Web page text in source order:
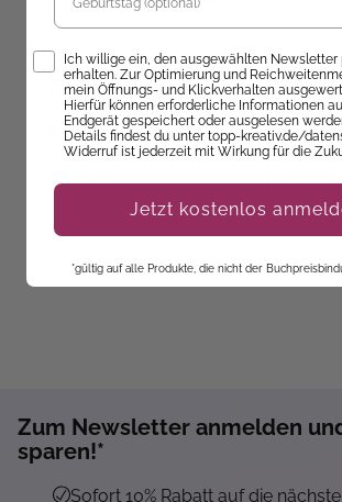
Geschenkset
Multimuster-Tuch mit
Bobbel stricken (Knit-
Along 2026)
Ab dem 24.09.26
versandbereit
39,95 €
Die bunte
DIDDL
Freunden
Aquarell-
Ab dem
12,99 €
Zum Newsletter anmelden
sparen!*
Sofort 10% Rabatt auf die
Opt-InIch willige ein, den ausgewählten Newsletter
erhalten. Zur Optimierung und
mein Öffnungs- und Klickverhalten
Hierfür können erforderliche Informationen
Endgerät gespeichert oder ausgelesen
Details findest du unter topp-kreativ.de/
Widerruf ist jederzeit mit Wirkung für die
Jetzt kostenlos
*gültig auf alle Produkte, die nicht der